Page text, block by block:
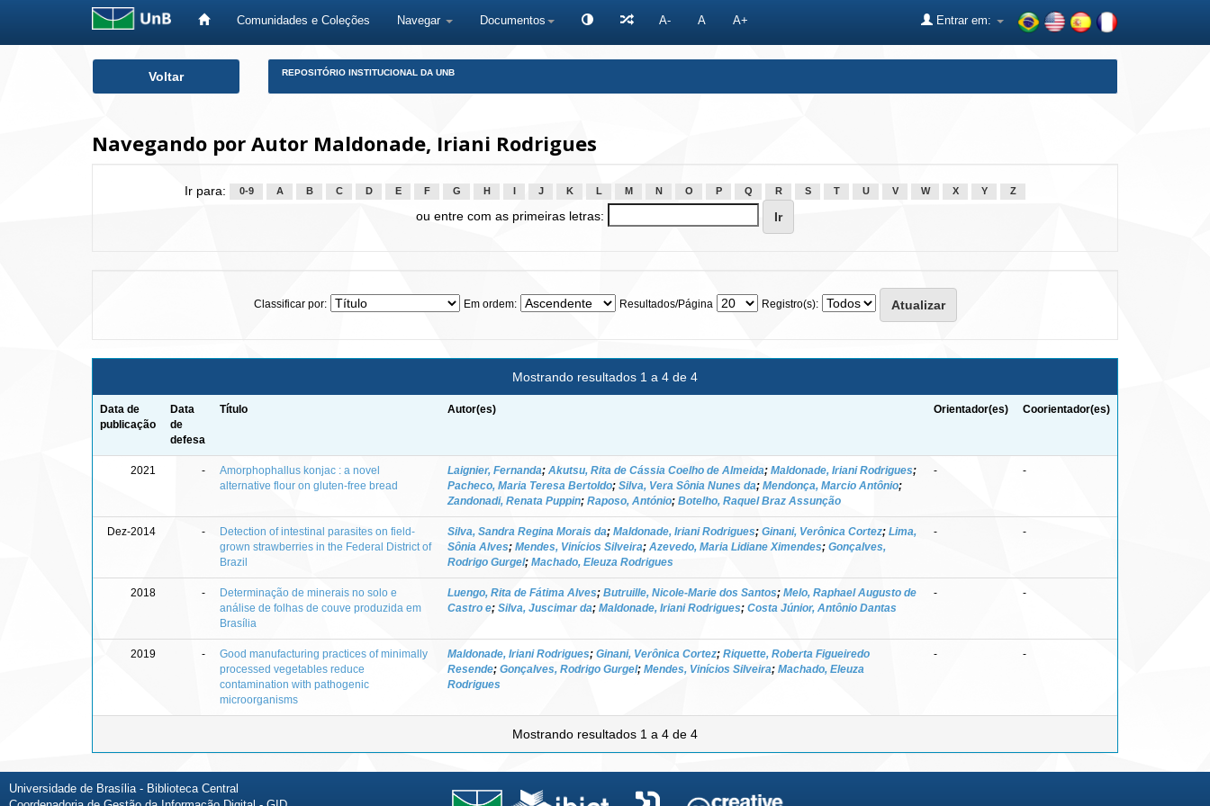
Comunidades e Coleções Navegar Documentos A- A A+ Entrar em:
Voltar REPOSITÓRIO INSTITUCIONAL DA UNB
Navegando por Autor Maldonade, Iriani Rodrigues
Ir para: 0-9 A B C D E F G H J K L M N O P Q R S T U V W X Y Z
ou entre com as primeiras letras:
Classificar por: Em ordem: Resultados/Página Registro(s):
Mostrando resultados 1 a 4 de 4
Data de
publicação
Data
de
defesa
Título Autor(es) Orientador(es) Coorientador(es)
2021 -
Amorphophallus konjac : a novel
alternative flour on gluten-free bread
Laignier, Fernanda; Akutsu, Rita de Cássia Coelho de Almeida; Maldonade, Iriani Rodrigues;
Pacheco, Maria Teresa Bertoldo; Silva, Vera Sônia Nunes da; Mendonça, Marcio Antônio;
Zandonadi, Renata Puppin; Raposo, António; Botelho, Raquel Braz Assunção
- -
Dez-2014 -
Detection of intestinal parasites on field-
grown strawberries in the Federal District of
Brazil
Silva, Sandra Regina Morais da; Maldonade, Iriani Rodrigues; Ginani, Verônica Cortez; Lima,
Sônia Alves; Mendes, Vinícios Silveira; Azevedo, Maria Lidiane Ximendes; Gonçalves,
Rodrigo Gurgel; Machado, Eleuza Rodrigues
- -
2018 -
Determinação de minerais no solo e
análise de folhas de couve produzida em
Brasília
Luengo, Rita de Fátima Alves; Butruille, Nicole-Marie dos Santos; Melo, Raphael Augusto de
Castro e; Silva, Juscimar da; Maldonade, Iriani Rodrigues; Costa Júnior, Antônio Dantas
- -
2019 -
Good manufacturing practices of minimally
processed vegetables reduce
contamination with pathogenic
microorganisms
Maldonade, Iriani Rodrigues; Ginani, Verônica Cortez; Riquette, Roberta Figueiredo
Resende; Gonçalves, Rodrigo Gurgel; Mendes, Vinícios Silveira; Machado, Eleuza
Rodrigues
- -
Mostrando resultados 1 a 4 de 4
Universidade de Brasília - Biblioteca Central